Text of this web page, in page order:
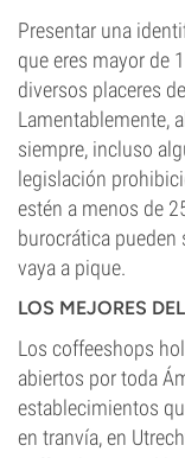
Presentar una
que eres mayor de
diversos placeres
Lamentablemente,
siempre, incluso
legislación
estén a menos de
burocrática pueden
vaya a pique.
LOS MEJORES
Los coffeeshops
abiertos por toda
establecimientos
en tranvía, en